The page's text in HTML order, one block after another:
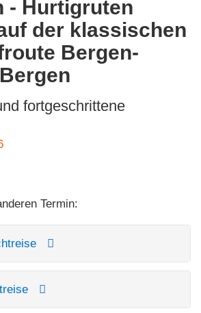
- Hurtigruten
der klassischen
Bergen-
fortgeschrittene
Termin: